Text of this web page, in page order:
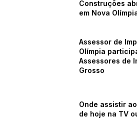
Construções
em Nova
Assessor de
Olímpia
Assessores de
Grosso
Onde assistir
de hoje na TV